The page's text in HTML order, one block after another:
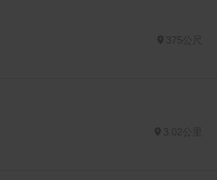
375公尺
3.02公里